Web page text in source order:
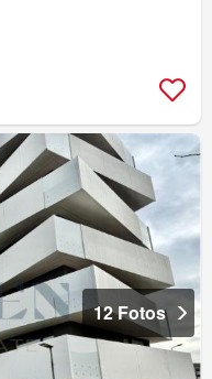
12 Fotos